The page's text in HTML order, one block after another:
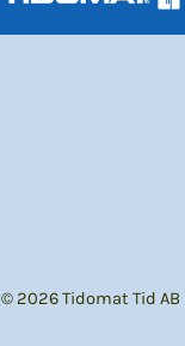
© 2026 Tidomat Tid AB